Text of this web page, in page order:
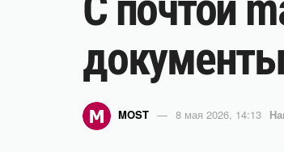
MOST 8 мая 2026, 14:13